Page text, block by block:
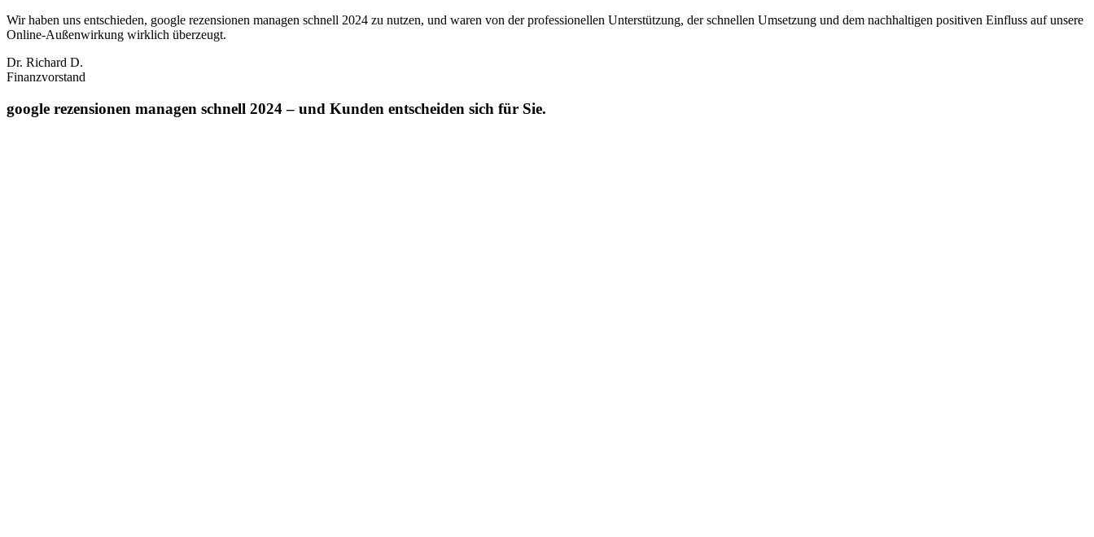
Wir haben uns entschieden, google rezensionen managen schnell 2024 zu nutzen, und waren von der professionellen Unterstützung, der schnellen Umsetzung und dem nachhaltigen positiven Einfluss auf unsere
Online‑Außenwirkung wirklich überzeugt.
Dr. Richard D.
Finanzvorstand
google rezensionen managen schnell 2024 – und Kunden entscheiden sich für Sie.